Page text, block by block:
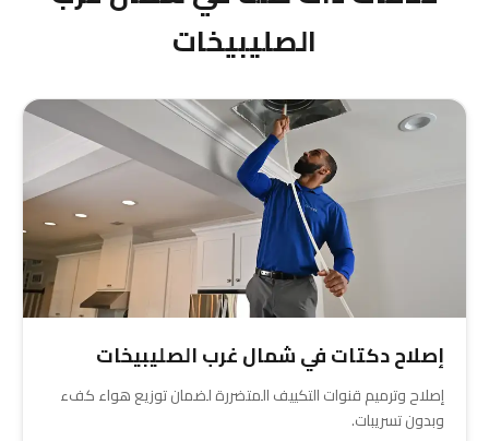
الصليبيخات
إصلاح دكتات في شمال غرب الصليبيخات
إصلاح وترميم قنوات التكييف المتضررة لضمان توزيع هواء كفء
وبدون تسريبات.